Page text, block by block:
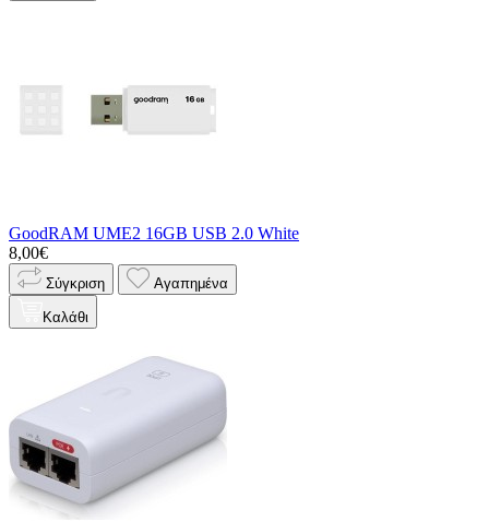
GoodRAM UME2 16GB USB 2.0 White
8,00€
Σύγκριση Αγαπημένα
Καλάθι